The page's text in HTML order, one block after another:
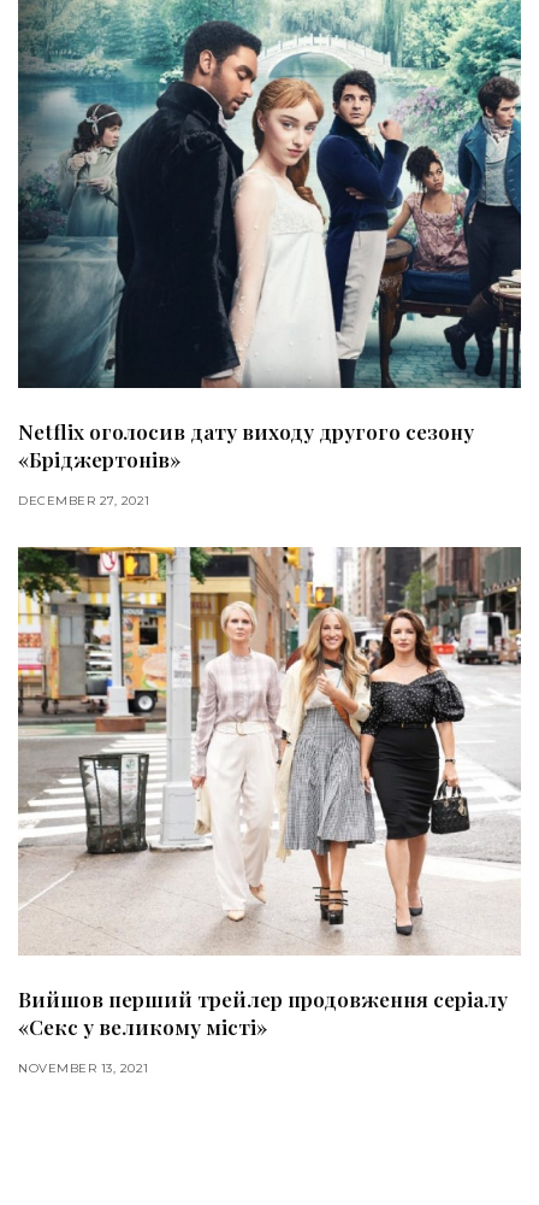
Netflix оголосив дату виходу другого сезону
«Бріджертонів»
DECEMBER 27, 2021
Вийшов перший трейлер продовження серіалу
«Секс у великому місті»
NOVEMBER 13, 2021